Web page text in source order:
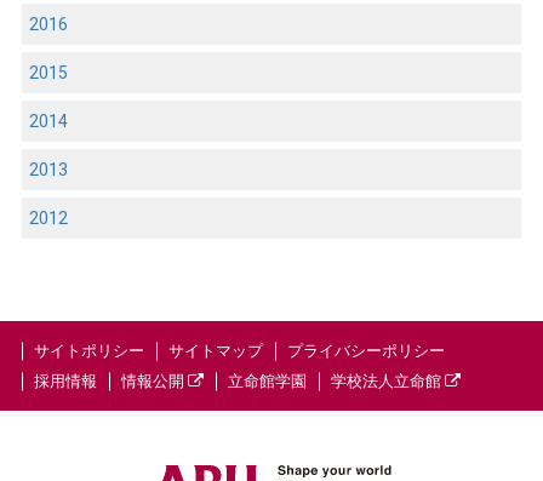
2016
2015
2014
2013
2012
サイトポリシー サイトマップ
プライバシーポリシー
採用情報
情報公開 立命館学園 学校法人立命館